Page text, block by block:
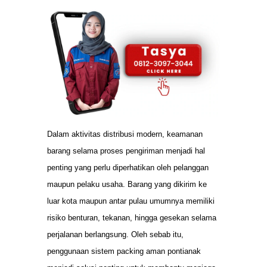
Dalam aktivitas distribusi modern, keamanan
barang selama proses pengiriman menjadi hal
penting yang perlu diperhatikan oleh pelanggan
maupun pelaku usaha. Barang yang dikirim ke
luar kota maupun antar pulau umumnya memiliki
risiko benturan, tekanan, hingga gesekan selama
perjalanan berlangsung. Oleh sebab itu,
penggunaan sistem packing aman pontianak